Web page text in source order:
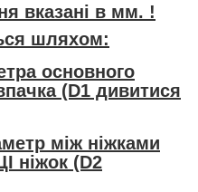
вказані в мм. !
шляхом:
основного
(D1 дивитися
між ніжками
ніжок (D2